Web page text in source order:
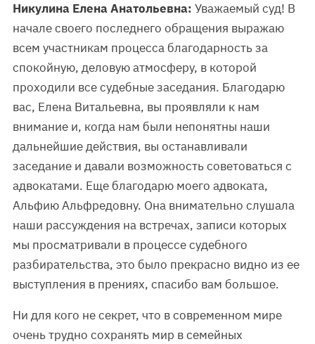
Никулина Елена Анатольевна: Уважаемый суд! В
начале своего последнего обращения выражаю
всем участникам процесса благодарность за
спокойную, деловую атмосферу, в которой
проходили все судебные заседания. Благодарю
вас, Елена Витальевна, вы проявляли к нам
внимание и, когда нам были непонятны наши
дальнейшие действия, вы останавливали
заседание и давали возможность советоваться с
адвокатами. Еще благодарю моего адвоката,
Альфию Альфредовну. Она внимательно слушала
наши рассуждения на встречах, записи которых
мы просматривали в процессе судебного
разбирательства, это было прекрасно видно из ее
выступления в прениях, спасибо вам большое.
Ни для кого не секрет, что в современном мире
очень трудно сохранять мир в семейных